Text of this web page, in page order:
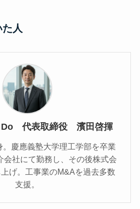
た人
Do 代表取締役 濱田啓揮
慶應義塾大学理工学部を卒業
会社にて勤務し、その後株式会
げ。工事業のM&Aを過去多数
支援。